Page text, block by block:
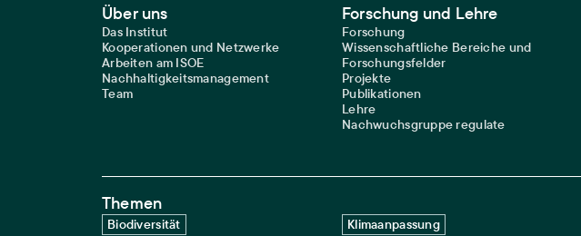
Footer Main Navigation
Über uns
Das Institut
Kooperationen und Netzwerke
Arbeiten am ISOE
Nachhaltigkeitsmanagement
Team
Forschung und Lehre
Forschung
Wissenschaftliche Bereiche und
Forschungsfelder
Projekte
Publikationen
Lehre
Nachwuchsgruppe regulate
Themen
Biodiversität Klimaanpassung